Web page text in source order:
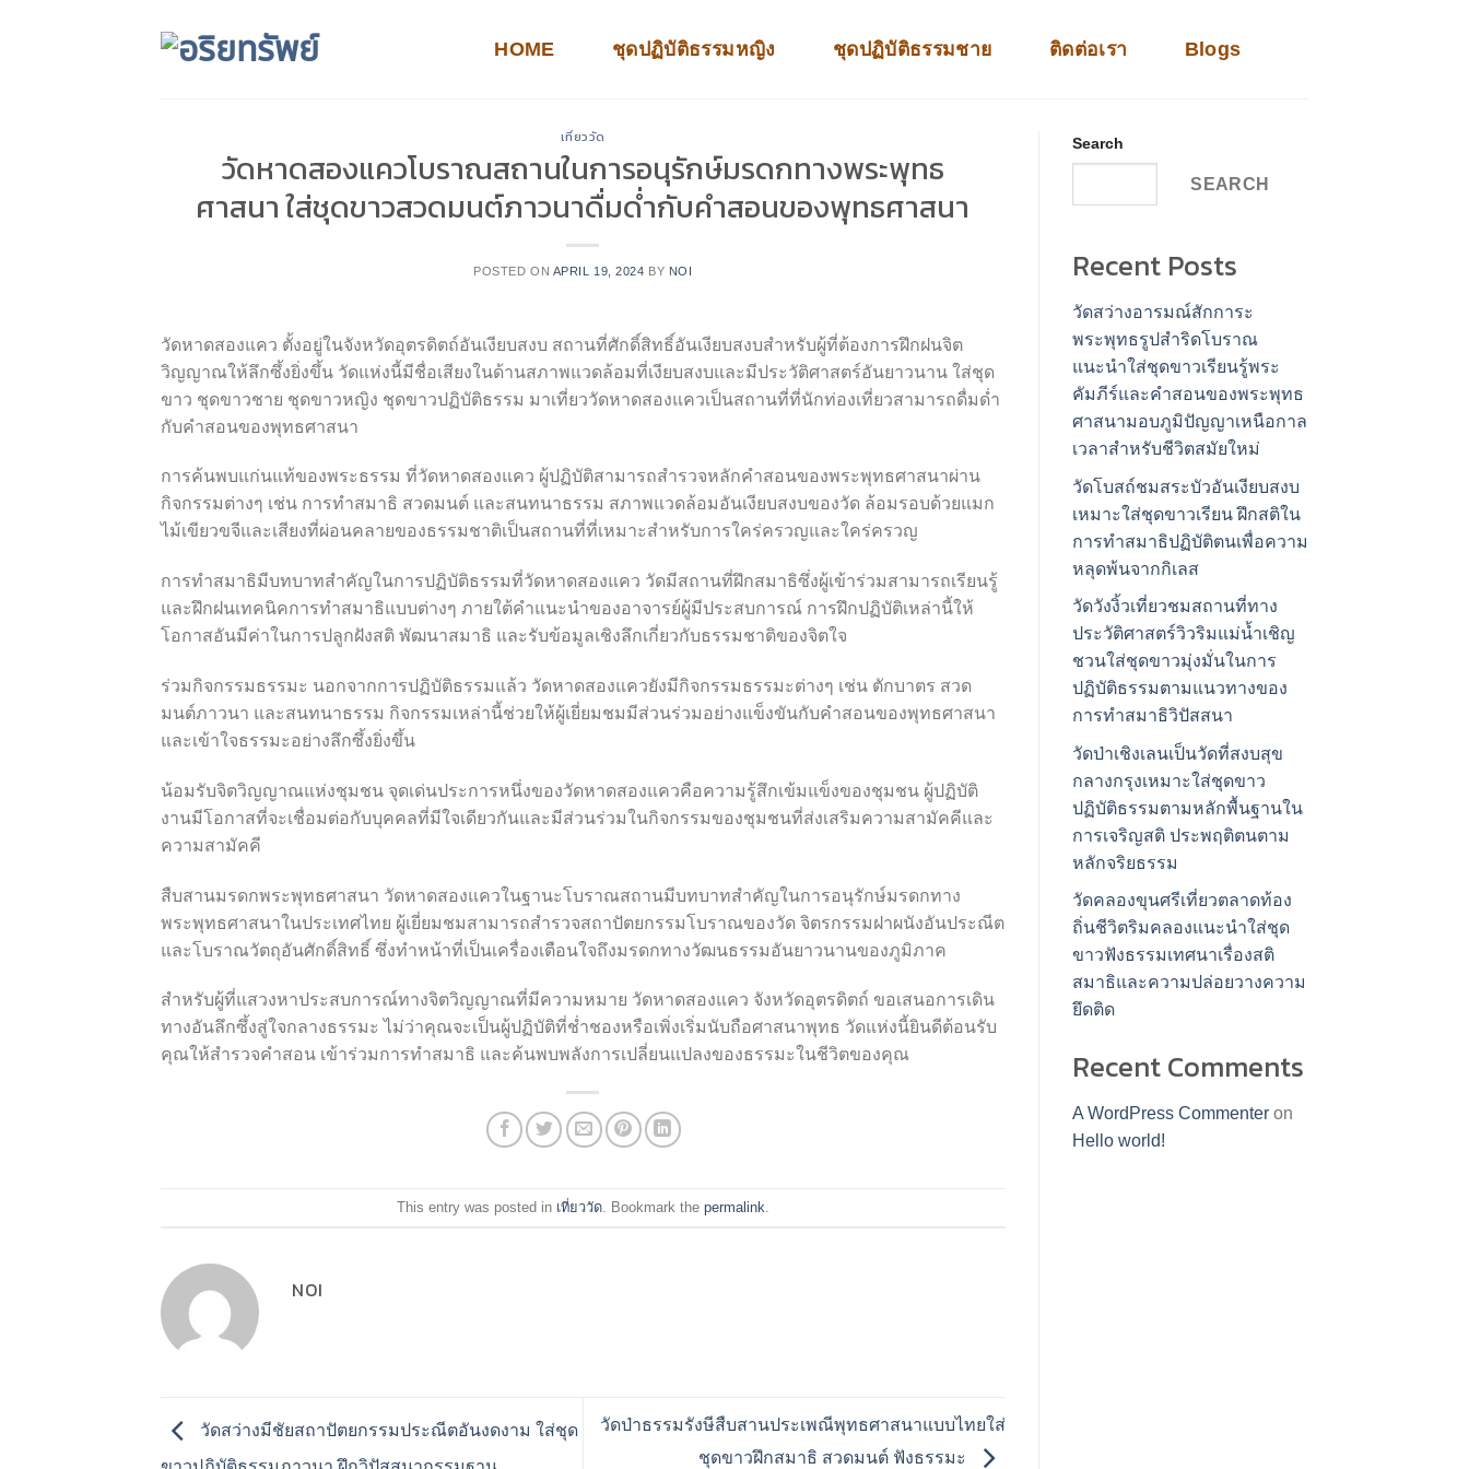
HOME ชุดปฏิบัติธรรมหญิง ชุดปฏิบัติธรรมชาย ติดต่อเรา Blogs
เที่ยววัด
วัดหาดสองแควโบราณสถานในการอนุรักษ์มรดกทางพระพุทธ
ศาสนา ใส่ชุดขาวสวดมนต์ภาวนาดื่มด่ำกับคำสอนของพุทธศาสนา
POSTED ON APRIL 19, 2024 BY NOI
วัดหาดสองแคว ตั้งอยู่ในจังหวัดอุตรดิตถ์อันเงียบสงบ สถานที่ศักดิ์สิทธิ์อันเงียบสงบสำหรับผู้ที่ต้องการฝึกฝนจิต
วิญญาณให้ลึกซึ้งยิ่งขึ้น วัดแห่งนี้มีชื่อเสียงในด้านสภาพแวดล้อมที่เงียบสงบและมีประวัติศาสตร์อันยาวนาน ใส่ชุด
ขาว ชุดขาวชาย ชุดขาวหญิง ชุดขาวปฏิบัติธรรม มาเที่ยววัดหาดสองแควเป็นสถานที่ที่นักท่องเที่ยวสามารถดื่มด่ำ
กับคำสอนของพุทธศาสนา
การค้นพบแก่นแท้ของพระธรรม ที่วัดหาดสองแคว ผู้ปฏิบัติสามารถสำรวจหลักคำสอนของพระพุทธศาสนาผ่าน
กิจกรรมต่างๆ เช่น การทำสมาธิ สวดมนต์ และสนทนาธรรม สภาพแวดล้อมอันเงียบสงบของวัด ล้อมรอบด้วยแมก
ไม้เขียวขจีและเสียงที่ผ่อนคลายของธรรมชาติเป็นสถานที่ที่เหมาะสำหรับการใคร่ครวญและใคร่ครวญ
การทำสมาธิมีบทบาทสำคัญในการปฏิบัติธรรมที่วัดหาดสองแคว วัดมีสถานที่ฝึกสมาธิซึ่งผู้เข้าร่วมสามารถเรียนรู้
และฝึกฝนเทคนิคการทำสมาธิแบบต่างๆ ภายใต้คำแนะนำของอาจารย์ผู้มีประสบการณ์ การฝึกปฏิบัติเหล่านี้ให้
โอกาสอันมีค่าในการปลูกฝังสติ พัฒนาสมาธิ และรับข้อมูลเชิงลึกเกี่ยวกับธรรมชาติของจิตใจ
ร่วมกิจกรรมธรรมะ นอกจากการปฏิบัติธรรมแล้ว วัดหาดสองแควยังมีกิจกรรมธรรมะต่างๆ เช่น ตักบาตร สวด
มนต์ภาวนา และสนทนาธรรม กิจกรรมเหล่านี้ช่วยให้ผู้เยี่ยมชมมีส่วนร่วมอย่างแข็งขันกับคำสอนของพุทธศาสนา
และเข้าใจธรรมะอย่างลึกซึ้งยิ่งขึ้น
น้อมรับจิตวิญญาณแห่งชุมชน จุดเด่นประการหนึ่งของวัดหาดสองแควคือความรู้สึกเข้มแข็งของชุมชน ผู้ปฏิบัติ
งานมีโอกาสที่จะเชื่อมต่อกับบุคคลที่มีใจเดียวกันและมีส่วนร่วมในกิจกรรมของชุมชนที่ส่งเสริมความสามัคคีและ
ความสามัคคี
สืบสานมรดกพระพุทธศาสนา วัดหาดสองแควในฐานะโบราณสถานมีบทบาทสำคัญในการอนุรักษ์มรดกทาง
พระพุทธศาสนาในประเทศไทย ผู้เยี่ยมชมสามารถสำรวจสถาปัตยกรรมโบราณของวัด จิตรกรรมฝาผนังอันประณีต
และโบราณวัตถุอันศักดิ์สิทธิ์ ซึ่งทำหน้าที่เป็นเครื่องเตือนใจถึงมรดกทางวัฒนธรรมอันยาวนานของภูมิภาค
สำหรับผู้ที่แสวงหาประสบการณ์ทางจิตวิญญาณที่มีความหมาย วัดหาดสองแคว จังหวัดอุตรดิตถ์ ขอเสนอการเดิน
ทางอันลึกซึ้งสู่ใจกลางธรรมะ ไม่ว่าคุณจะเป็นผู้ปฏิบัติที่ช่ำชองหรือเพิ่งเริ่มนับถือศาสนาพุทธ วัดแห่งนี้ยินดีต้อนรับ
คุณให้สำรวจคำสอน เข้าร่วมการทำสมาธิ และค้นพบพลังการเปลี่ยนแปลงของธรรมะในชีวิตของคุณ
This entry was posted in เที่ยววัด. Bookmark the permalink
NOI
วัดสว่างมีชัยสถาปัตยกรรมประณีตอันงดงาม ใส่ชุด
วัดป่าธรรมรังษีสืบสานประเพณีพุทธศาสนาแบบไทยใส่
ชุดขาวฝึกสมาธิ สวดมนต์ ฟังธรรมะ
Search
SEARCH
Recent Posts
วัดสว่างอารมณ์สักการะ
พระพุทธรูปสำริดโบราณ
แนะนำใส่ชุดขาวเรียนรู้พระ
คัมภีร์และคำสอนของพระพุทธ
ศาสนามอบภูมิปัญญาเหนือกาล
เวลาสำหรับชีวิตสมัยใหม่
วัดโบสถ์ชมสระบัวอันเงียบสงบ
เหมาะใส่ชุดขาวเรียน ฝึกสติใน
การทำสมาธิปฏิบัติตนเพื่อความ
หลุดพ้นจากกิเลส
วัดวังงิ้วเที่ยวชมสถานที่ทาง
ประวัติศาสตร์วิวริมแม่น้ำเชิญ
ชวนใส่ชุดขาวมุ่งมั่นในการ
ปฏิบัติธรรมตามแนวทางของ
การทำสมาธิวิปัสสนา
วัดป่าเชิงเลนเป็นวัดที่สงบสุข
กลางกรุงเหมาะใส่ชุดขาว
ปฏิบัติธรรมตามหลักพื้นฐานใน
การเจริญสติ ประพฤติตนตาม
หลักจริยธรรม
วัดคลองขุนศรีเที่ยวตลาดท้อง
ถิ่นชีวิตริมคลองแนะนำใส่ชุด
ขาวฟังธรรมเทศนาเรื่องสติ
สมาธิและความปล่อยวางความ
ยึดติด
Recent Comments
A WordPress Commenteron
Hello world!